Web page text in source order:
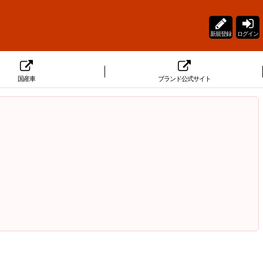
新規登録 ログイン
国産車 ブランド公式サイト